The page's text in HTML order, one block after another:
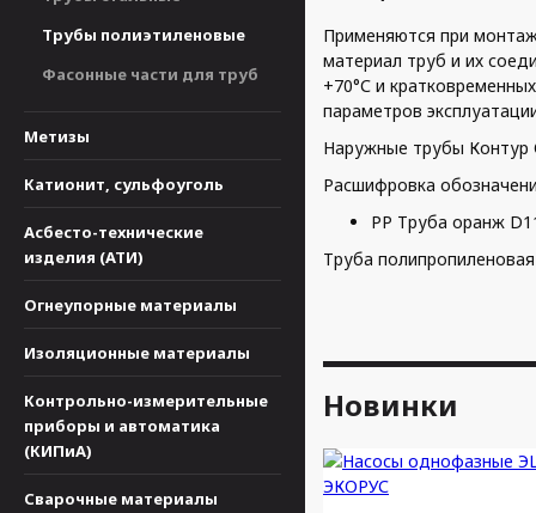
Трубы полиэтиленовые
Фасонные части для труб
Метизы
Катионит, сульфоуголь
Асбесто-технические
изделия (АТИ)
Огнеупорные материалы
Изоляционные материалы
Контрольно-измерительные
приборы и автоматика
(КИПиА)
Сварочные материалы
Применяются при
материал труб и их
+70°С и
параметров
Наружные трубы Контур
Расшифровка
PP Труба оранж
Труба
Новинки